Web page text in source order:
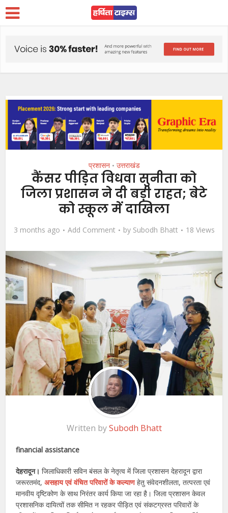
प्रशासन • उत्तराखंड
कैंसर पीड़ित विधवा सुनीता को
जिला प्रशासन ने दी बड़ी राहत; बेटे
को स्कूल में दाखिला
3 months ago Add Comment by Subodh Bhatt 18 Views
Written bySubodh Bhatt
financial assistance
देहरादून। जिलाधिकारी सविन बंसल के नेतृत्व में जिला प्रशासन देहरादून द्वारा
जरूरतमंद,असहाय एवं वंचित परिवारों के कल्याणहेतु संवेदनशीलता, तत्परता एवं
मानवीय दृष्टिकोण के साथ निरंतर कार्य किया जा रहा है। जिला प्रशासन केवल
प्रशासनिक दायित्वों तक सीमित न रहकर पीड़ित एवं संकटग्रस्त परिवारों के